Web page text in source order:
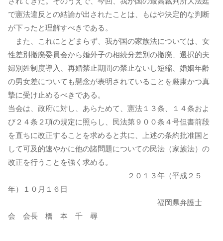
で憲法違反との結論が出されたことは、もはや決定的な判断
が下ったと理解すべきである。
また、これにとどまらず、我が国の家族法については、女
性差別撤廃委員会から婚外子の相続分差別の撤廃、選択的夫
婦別姓制度導入、再婚禁止期間の禁止ないし短縮、婚姻年齢
の男女差についても懸念が表明されていることを厳粛かつ真
摯に受け止めるべきである。
当会は、政府に対し、あらためて、憲法１３条、１４条およ
び２４条２項の規定に照らし、民法第９００条４号但書前段
を直ちに改正することを求めると共に、上述の条約批准国と
して可及的速やかに他の諸問題についての民法（家族法）の
改正を行うことを強く求める。
２０１３年（平成２５
年）１０月１６日
福岡県弁護士
会 会長 橋 本 千 尋